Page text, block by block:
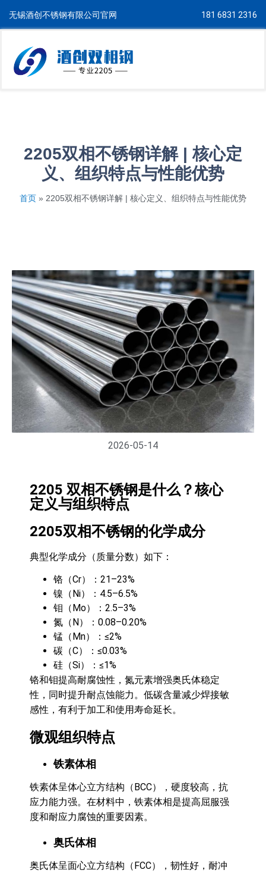
无锡酒创不锈钢有限公司官网 181 6831 2316
2205双相不锈钢详解 | 核心定
义、组织特点与性能优势
首页 » 2205双相不锈钢详解 | 核心定义、组织特点与性能优势
2026-05-14
2205 双相不锈钢是什么？核心
定义与组织特点
2205双相不锈钢的化学成分
典型化学成分（质量分数）如下：
铬（Cr）：21–23%
镍（Ni）：4.5–6.5%
钼（Mo）：2.5–3%
氮（N）：0.08–0.20%
锰（Mn）：≤2%
碳（C）：≤0.03%
硅（Si）：≤1%
铬和钼提高耐腐蚀性，氮元素增强奥氏体稳定
性，同时提升耐点蚀能力。低碳含量减少焊接敏
感性，有利于加工和使用寿命延长。
微观组织特点
铁素体相
铁素体呈体心立方结构（BCC），硬度较高，抗
应力能力强。在材料中，铁素体相是提高屈服强
度和耐应力腐蚀的重要因素。
奥氏体相
奥氏体呈面心立方结构（FCC），韧性好，耐冲